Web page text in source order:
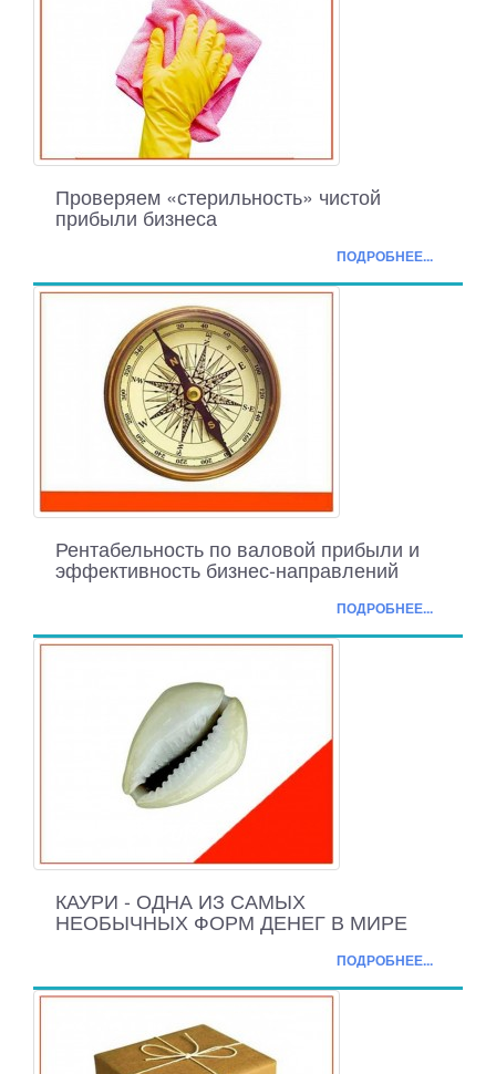
Проверяем «стерильность» чистой
прибыли бизнеса
ПОДРОБНЕЕ...
Рентабельность по валовой прибыли и
эффективность бизнес-направлений
ПОДРОБНЕЕ...
КАУРИ - ОДНА ИЗ САМЫХ
НЕОБЫЧНЫХ ФОРМ ДЕНЕГ В МИРЕ
ПОДРОБНЕЕ...